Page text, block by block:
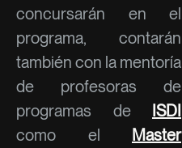
concursarán en el
programa, contarán
también con la mentoría
de profesoras de
programas de ISDI
como el Master